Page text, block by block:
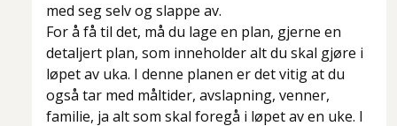
med seg selv og slappe av.
For å få til det, må du lage en plan, gjerne en
detaljert plan, som inneholder alt du skal gjøre i
løpet av uka. I denne planen er det vitig at du
også tar med måltider, avslapning, venner,
familie, ja alt som skal foregå i løpet av en uke. I